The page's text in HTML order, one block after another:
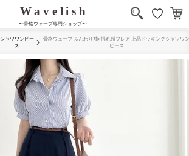
〜骨格ウェーブ専門ショップ〜
シャツワンピー
ス
骨格ウェーブ ふんわり袖×揺れ感フレア 上品ドッキングシャツワ
ピース